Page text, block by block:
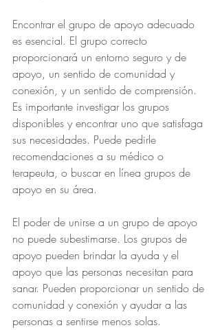
Encontrar el grupo de apoyo adecuado
es esencial. El grupo correcto
proporcionará un entorno seguro y de
apoyo, un sentido de comunidad y
conexión, y un sentido de comprensión.
Es importante investigar los grupos
disponibles y encontrar uno que satisfaga
sus necesidades. Puede pedirle
recomendaciones a su médico o
terapeuta, o buscar en línea grupos de
apoyo en su área.
El poder de unirse a un grupo de apoyo
no puede subestimarse. Los grupos de
apoyo pueden brindar la ayuda y el
apoyo que las personas necesitan para
sanar. Pueden proporcionar un sentido de
comunidad y conexión y ayudar a las
personas a sentirse menos solas.